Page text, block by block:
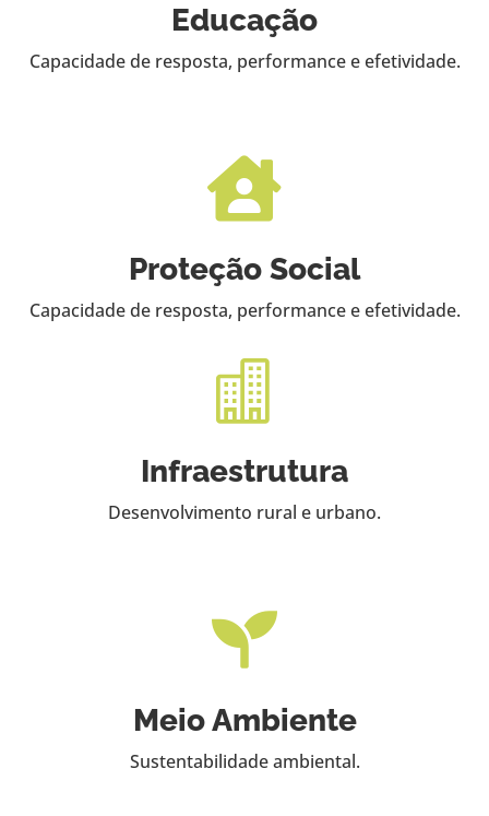
Educação
Capacidade de resposta, performance e efetividade.

Proteção Social
Capacidade de resposta, performance e efetividade.

Infraestrutura
Desenvolvimento rural e urbano.

Meio Ambiente
Sustentabilidade ambiental.